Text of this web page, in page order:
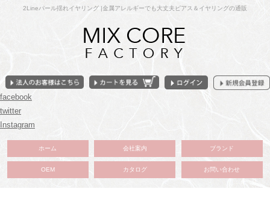
2Lineパール揺れイヤリング |金属アレルギーでも大丈夫ピアス＆イヤリングの通販
facebook
twitter
Instagram
ホーム 会社案内 ブランド
OEM カタログ お問い合わせ